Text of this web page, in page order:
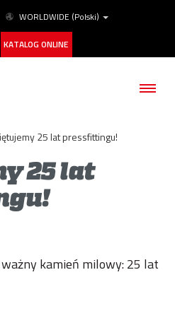
WORLDWIDE (Polski)
KATALOG ONLINE
25 lat pressfittingu!
25 lat
kamień milowy: 25 lat